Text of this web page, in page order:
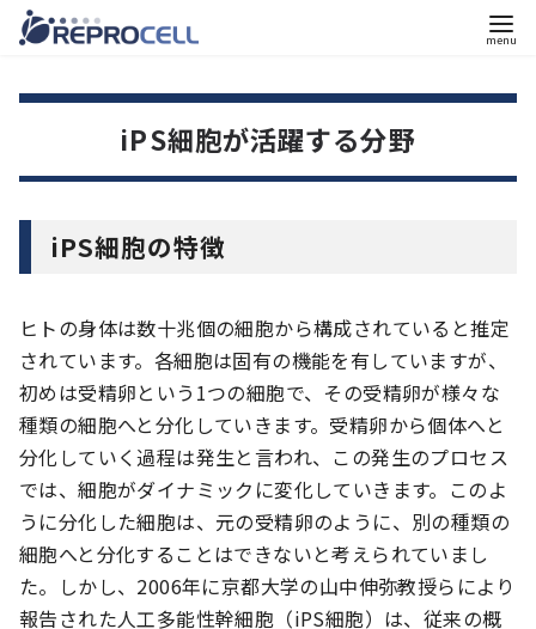
iPS細胞が活躍する分野
iPS細胞の特徴
ヒトの身体は数十兆個の細胞から構成されていると推定
されています。各細胞は固有の機能を有していますが、
初めは受精卵という1つの細胞で、その受精卵が様々な
種類の細胞へと分化していきます。受精卵から個体へと
分化していく過程は発生と言われ、この発生のプロセス
では、細胞がダイナミックに変化していきます。このよ
うに分化した細胞は、元の受精卵のように、別の種類の
細胞へと分化することはできないと考えられていまし
た。しかし、2006年に京都大学の山中伸弥教授らにより
報告された人工多能性幹細胞（iPS細胞）は、従来の概